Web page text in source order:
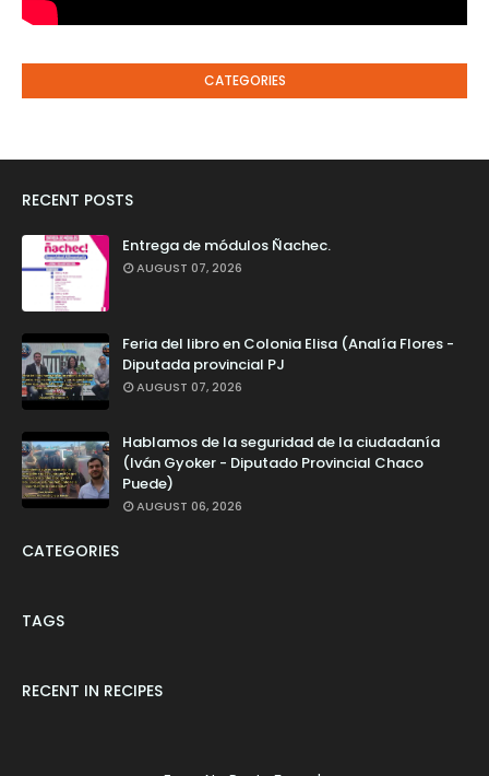
CATEGORIES
RECENT POSTS
Entrega de módulos Ñachec.
AUGUST 07, 2026
Feria del libro en Colonia Elisa (Analía Flores -
Diputada provincial PJ
AUGUST 07, 2026
Hablamos de la seguridad de la ciudadanía
(Iván Gyoker - Diputado Provincial Chaco
Puede)
AUGUST 06, 2026
CATEGORIES
TAGS
RECENT IN RECIPES